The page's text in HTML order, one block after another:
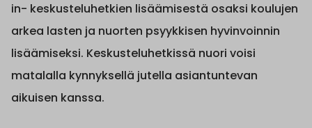
in- keskusteluhetkien lisäämisestä osaksi koulujen
arkea lasten ja nuorten psyykkisen hyvinvoinnin
lisäämiseksi. Keskusteluhetkissä nuori voisi
matalalla kynnyksellä jutella asiantuntevan
aikuisen kanssa.